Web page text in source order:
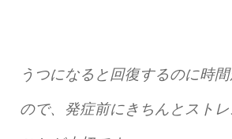
うつになると回復するのに時
ので、発症前にきちんとスト